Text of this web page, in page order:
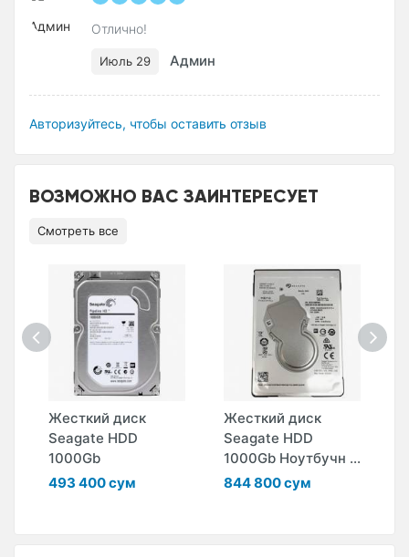
Отлично!
Июль 29 Админ
Авторизуйтесь, чтобы оставить отзыв
ВОЗМОЖНО ВАС ЗАИНТЕРЕСУЕТ
Смотреть все
Жесткий диск
Seagate HDD
1000Gb
493 400 сум
Жесткий диск
Seagate HDD
1000Gb Ноутбучн ...
844 800 сум